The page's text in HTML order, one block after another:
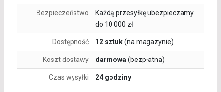
Bezpieczeństwo
Każdą przesyłkę ubezpieczamy
do 10 000 zł
Dostępność 12 sztuk(na magazynie)
Koszt dostawy darmowa (bezpłatna)
Czas wysyłki 24 godziny